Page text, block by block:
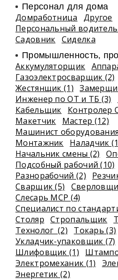
Персонал для дома
Домработница Другое
Персональный водитель
Садовник Сиделка
Промышленность,
Аккумуляторщик
Газоэлектросварщик (2)
Жестянщик (1)
Инженер по ОТ и ТБ (3)
Кабельщик
Контролер
Макетчик
Мастер (12)
Машинист
Монтажник
Наладчик
Начальник смены (2)
Подсобный рабочий (10)
Разнорабочий (2)
Сварщик (5)
Слесарь МСР (4)
Специалист по
Столяр Стропальщик
Технолог (2)
Токарь (3)
Укладчик-упаковщик (7)
Шлифовщик (1)
Электромеханик (1)
Энергетик (2)